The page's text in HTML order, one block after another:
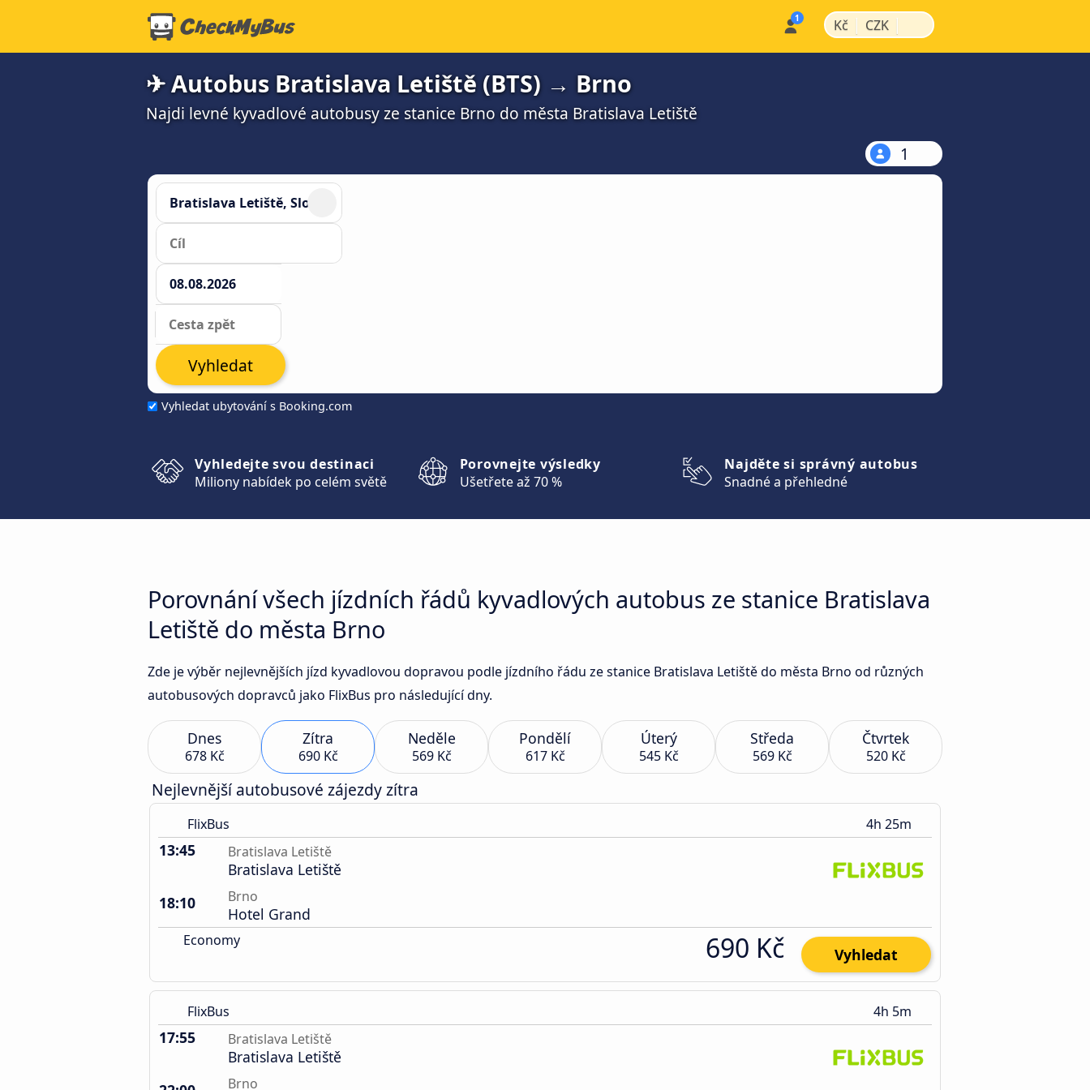
Kč | CZK |
✈ Autobus Bratislava Letiště (BTS) → Brno
Najdi levné kyvadlové autobusy ze stanice Brno do města Bratislava Letiště
1
Vyhledat ubytování s Booking.com
Vyhledat
Vyhledejte svou destinaci
Miliony nabídek po celém světě
Porovnejte výsledky
Ušetřete až 70 %
Najděte si správný autobus
Snadné a přehledné
Porovnání všech jízdních řádů kyvadlových autobus ze stanice Bratislava
Letiště do města Brno
Zde je výběr nejlevnějších jízd kyvadlovou dopravou podle jízdního řádu ze stanice Bratislava Letiště do města Brno od různých
autobusových dopravců jako FlixBus pro následující dny.
Dnes
678 Kč
Zítra
690 Kč
Neděle
569 Kč
Pondělí
617 Kč
Úterý
545 Kč
Středa
569 Kč
Čtvrtek
520 Kč
Nejlevnější autobusové zájezdy zítra
FlixBus 4h 25m
13:45 Bratislava Letiště
Bratislava Letiště
18:10
Brno
Hotel Grand
Economy 690 Kč Vyhledat
FlixBus 4h 5m
17:55 Bratislava Letiště
Bratislava Letiště
Brno